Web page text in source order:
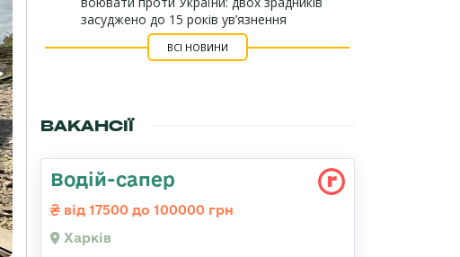
засуджено до 15 років ув’язнення
ВСІ НОВИНИ
ВАКАНСІЇ
Водій-сапер
від 17500 до 100000 грн
Харків